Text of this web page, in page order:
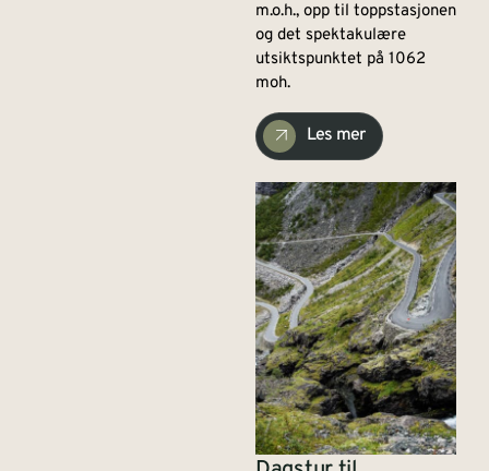
m.o.h., opp til toppstasjonen
og det spektakulære
utsiktspunktet på 1062
moh.
Les mer